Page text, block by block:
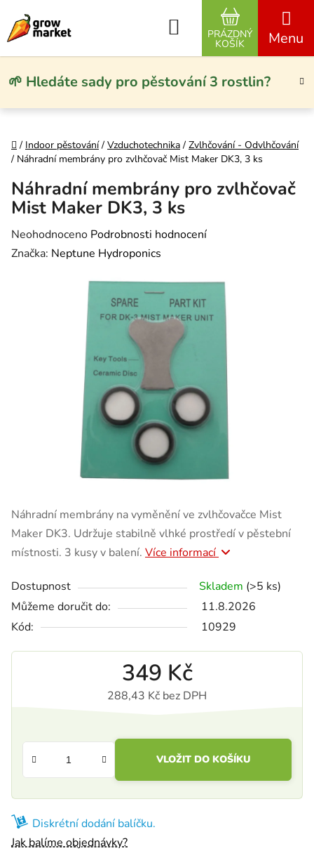
🌱 Hledáte sady pro pěstování 3 rostlin?
Hledat
NÁKUPNÍ
PRÁZDNÝ
KOŠÍK
Domů
/ Indoor pěstování / Vzduchotechnika / Zvlhčování - Odvlhčování
/ Náhradní membrány pro zvlhčovač Mist Maker DK3, 3 ks
Náhradní membrány na vyměnění ve zvlhčovačce Mist
Maker DK3. Udržuje stabilně vlhké prostředí v pěstební
místnosti. 3 kusy v balení. Více informací
Dostupnost Skladem (>5 ks)
Můžeme doručit do:
11.8.2026
Kód:
10929
349 Kč
288,43 Kč bez DPH
VLOŽIT DO KOŠÍKU
Diskrétní dodání balíčku.
Jak balíme objednávky?
Náhradní membrány pro zvlhčovač
Mist Maker DK3, 3 ks
Průměrné hodnocení produktu je 0,0 z 5 hvězdiček.
Neohodnoceno Podrobnosti hodnocení
Značka: Neptune Hydroponics